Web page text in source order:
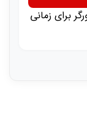
برای زمانی